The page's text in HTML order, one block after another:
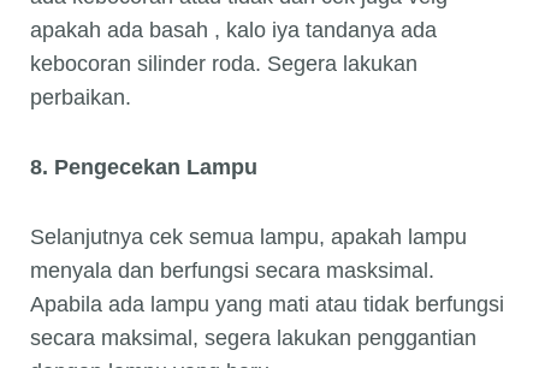
apakah ada basah , kalo iya tandanya ada
kebocoran silinder roda. Segera lakukan
perbaikan.
8. Pengecekan Lampu
Selanjutnya cek semua lampu, apakah lampu
menyala dan berfungsi secara masksimal.
Apabila ada lampu yang mati atau tidak berfungsi
secara maksimal, segera lakukan penggantian